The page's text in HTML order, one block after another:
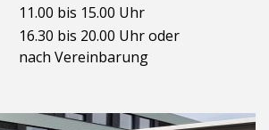
11.00 bis 15.00 Uhr
16.30 bis 20.00 Uhr oder
nach Vereinbarung